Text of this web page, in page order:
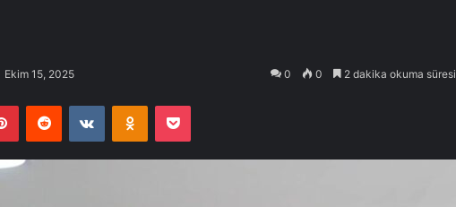
Ekim 15, 2025 0 0 2 dakika okuma süresi
PinterestReddit VKontakteOdnoklassniki
Pocket